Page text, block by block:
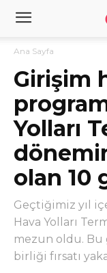
Ana Sayfa
Girişim
Yolları
olan 10
Geçtiğimiz yıl
Hava Yolları
mezun oldu. Bu
birliği fırsatı